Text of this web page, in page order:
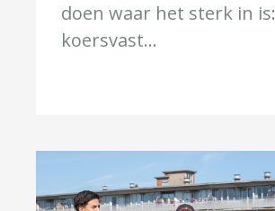
doen waar het sterk in is:
koersvast...